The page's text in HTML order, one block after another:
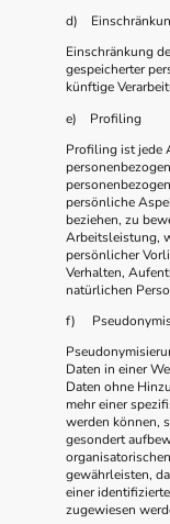
d)
Einschränkung
gespeicherter
künftige
e) Profiling
Profiling ist jede
persönliche
beziehen, zu
Arbeitsleistung,
persönlicher
Verhalten,
natürlichen
f)
Daten in einer
Daten ohne
mehr einer
werden können,
gesondert
gewährleisten,
einer
zugewiesen